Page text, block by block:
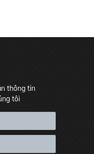
thông tin
tôi